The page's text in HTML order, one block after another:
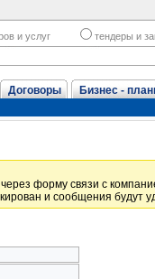
и услуг тендеры и
Договоры Бизнес -
форму связи с
и сообщения будут